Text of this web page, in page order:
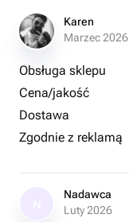
Karen
Marzec 2026
Obsługa sklepu
Cena/jakość
Dostawa
Zgodnie z reklamą
Nadawca
Luty 2026